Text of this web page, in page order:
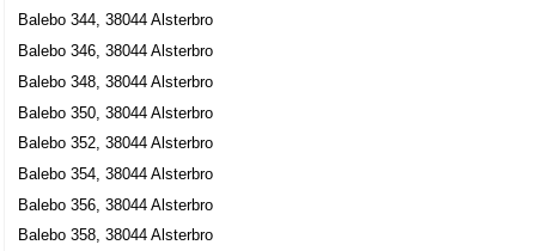
Balebo 344, 38044 Alsterbro
Balebo 346, 38044 Alsterbro
Balebo 348, 38044 Alsterbro
Balebo 350, 38044 Alsterbro
Balebo 352, 38044 Alsterbro
Balebo 354, 38044 Alsterbro
Balebo 356, 38044 Alsterbro
Balebo 358, 38044 Alsterbro